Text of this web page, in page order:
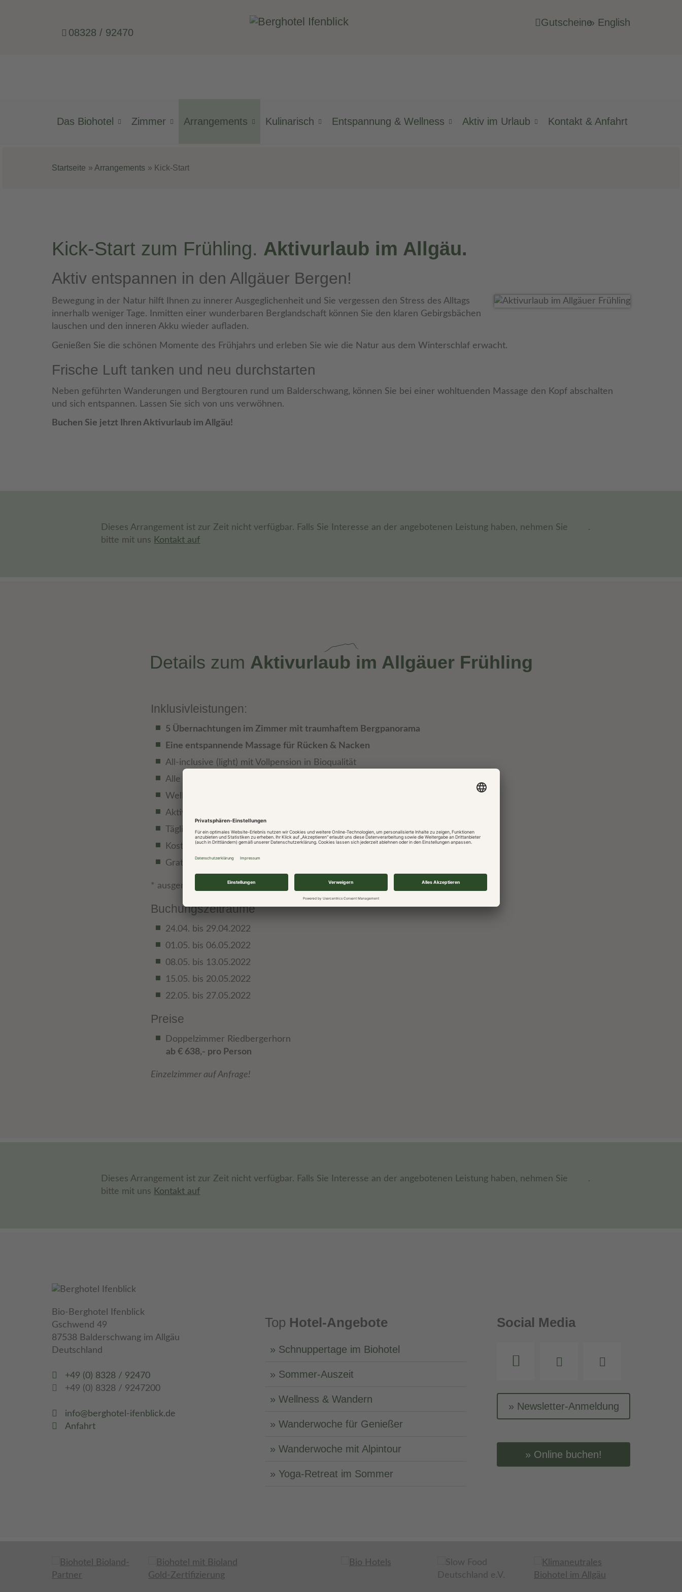
Gutscheine» English
08328 / 92470
Das Biohotel Zimmer Arrangements Kulinarisch Entspannung & Wellness Aktiv im Urlaub Kontakt & Anfahrt
Startseite Arrangements Kick-Start
Kick-Start zum Frühling. Aktivurlaub im Allgäu.
Aktiv entspannen in den Allgäuer Bergen!
Bewegung in der Natur hilft Ihnen zu innerer Ausgeglichenheit und Sie vergessen den Stress des Alltags
innerhalb weniger Tage. Inmitten einer wunderbaren Berglandschaft können Sie den klaren Gebirgsbächen
lauschen und den inneren Akku wieder aufladen.
Genießen Sie die schönen Momente des Frühjahrs und erleben Sie wie die Natur aus dem Winterschlaf erwacht.
Frische Luft tanken und neu durchstarten
Neben geführten Wanderungen und Bergtouren rund um Balderschwang, können Sie bei einer wohltuenden Massage den Kopf abschalten
und sich entspannen. Lassen Sie sich von uns verwöhnen.
Buchen Sie jetzt Ihren Aktivurlaub im Allgäu!
Dieses Arrangement ist zur Zeit nicht verfügbar. Falls Sie Interesse an der angebotenen Leistung haben, nehmen Sie
bitte mit uns Kontakt auf
.
Details zum Aktivurlaub im Allgäuer Frühling
Inklusivleistungen:
5 Übernachtungen im Zimmer mit traumhaftem Bergpanorama
Eine entspannende Massage für Rücken & Nacken
All-inclusive (light) mit Vollpension in Bioqualität
Alle alkoholfreien Getränke inklusive *
Wellnessbereich mit Schwimmbad, Sauna & mehr
Aktiv-Programm mit Rücken-Fit, Wassergymnastik & mehr
Täglich geführte Wanderungen mit unserem Natur- und Wanderführer
Kostenloser Parkplatz am Haus
Gratis WLAN
* ausgenommen alkoholfreie Biere
Buchungszeiträume
24.04. bis 29.04.2022
01.05. bis 06.05.2022
08.05. bis 13.05.2022
15.05. bis 20.05.2022
22.05. bis 27.05.2022
Preise
Doppelzimmer Riedbergerhorn
ab € 638,- pro Person
Einzelzimmer auf Anfrage!
Dieses Arrangement ist zur Zeit nicht verfügbar. Falls Sie Interesse an der angebotenen Leistung haben, nehmen Sie
bitte mit uns Kontakt auf
.
Bio-Berghotel Ifenblick
Gschwend 49
87538 Balderschwang im Allgäu
Deutschland
+49 (0) 8328 / 92470
+49 (0) 8328 / 9247200
info@berghotel-ifenblick.de
Anfahrt
Top Hotel-Angebote
Schnuppertage im Biohotel
Sommer-Auszeit
Wellness & Wandern
Wanderwoche für Genießer
Wanderwoche mit Alpintour
Yoga-Retreat im Sommer
Social Media
Newsletter-Anmeldung
Online buchen!